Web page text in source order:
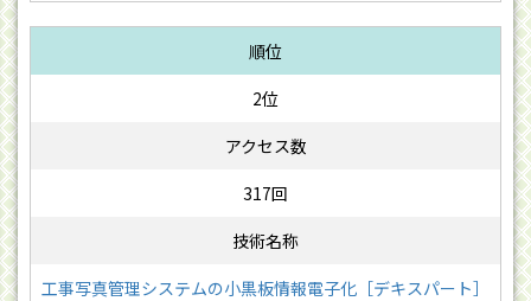
2位
317回
工事写真管理システムの小黒板情報電子化［デキスパート］